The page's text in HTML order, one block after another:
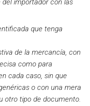
importador con las
que tenga
de la mercancía, con
como para
cada caso, sin que
o con una mera
otro tipo de documento.